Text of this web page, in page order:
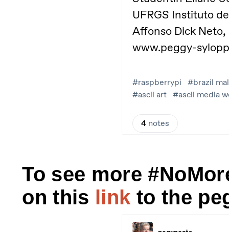
To see more
on this link to the